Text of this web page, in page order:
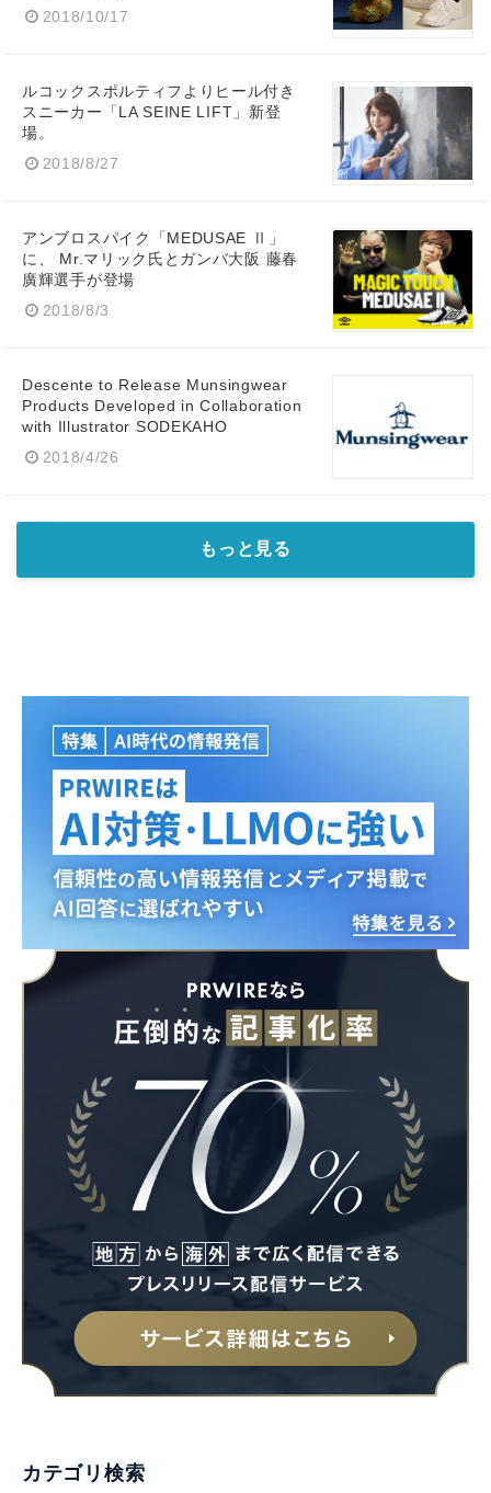
2018/10/17
ルコックスポルティフよりヒール付き
スニーカー「LA SEINE LIFT」新登
場。
2018/8/27
アンブロスパイク「MEDUSAE Ⅱ」
に、 Mr.マリック氏とガンバ大阪 藤春
廣輝選手が登場
2018/8/3
Descente to Release Munsingwear
Products Developed in Collaboration
with Illustrator SODEKAHO
2018/4/26
もっと見る
カテゴリ検索